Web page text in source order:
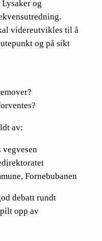
og
videreutvikles til å
og på sikt
av:
vegvesen
Fornebubanen
debatt rundt
opp av